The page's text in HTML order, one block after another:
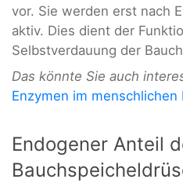
vor. Sie werden erst nach
aktiv. Dies dient der
Selbstverdauung der
Das könnte Sie auch
Enzymen im menschlichen
Endogener Anteil